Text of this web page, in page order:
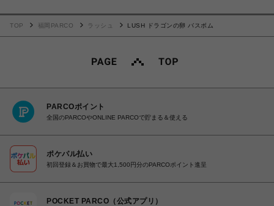
TOP 福岡PARCO ラッシュ LUSH ドラゴンの卵 バスボム
PARCOポイント
全国のPARCOやONLINE PARCOで貯まる＆使える
ポケパル払い
初回登録＆お買物で最大1,500円分のPARCOポイント進呈
POCKET PARCO（公式アプリ）